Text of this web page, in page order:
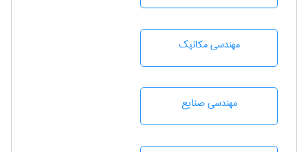
مهندسی مکانیک
مهندسی صنايع